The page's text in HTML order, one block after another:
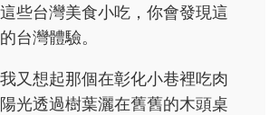
些台灣美食小吃，你會發現這
台灣體驗。
又想起那個在彰化小巷裡吃肉
光透過樹葉灑在舊舊的木頭桌